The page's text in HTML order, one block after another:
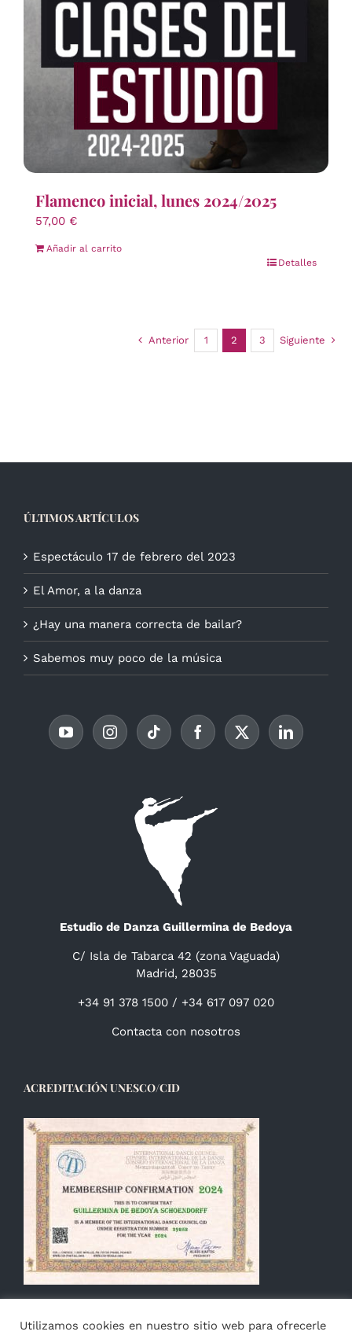
Flamenco inicial, lunes 2024/2025
57,00 €
Añadir al carrito
Detalles
Anterior 1 2 3 Siguiente
ÚLTIMOS ARTÍCULOS
Espectáculo 17 de febrero del 2023
El Amor, a la danza
¿Hay una manera correcta de bailar?
Sabemos muy poco de la música
Estudio de Danza Guillermina de Bedoya
C/ Isla de Tabarca 42 (zona Vaguada)
Madrid, 28035
+34 91 378 1500 / +34 617 097 020
Contacta con nosotros
ACREDITACIÓN UNESCO/CID
Utilizamos cookies en nuestro sitio web para ofrecerle